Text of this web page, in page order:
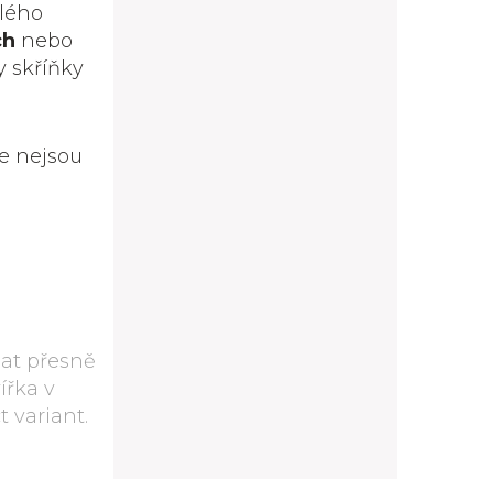
nebo
skříňky
nejsou
přesně
v
variant.